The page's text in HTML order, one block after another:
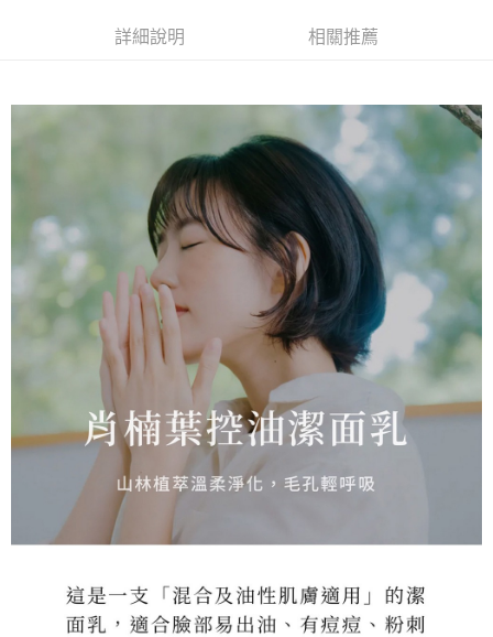
消。如遇「轉專審核」未通過狀況，表示未達大哥付你分期系統評分，恕無
法說明評估內容。
醒簡訊。
2.透過簡訊連結打開帳單後，可選擇「超商條碼／台灣大直營門市／銀行轉
帳／街口支付／iPASS MONEY」等通路繳費。
1.本服務係由「台灣大哥大股份有限公司」（以下簡稱本公司）所提供，讓
用戶於交易時，得透過本服務購買商品或服務，並由商店將買賣／分期付款
買賣價金債權讓與本公司後，依約使用本公司帳單繳交帳款。
2.基於同意付款使用「大哥付你分期」之契約關係目的，商店將以您的個人
資料（包含姓名、電話或地址）提供予台灣大哥大進項蒐集、處理及利用，
由本公司與您本人進行分期帳單所需資料之確認、核對及更正。
3.完整用戶服務條款，請詳閱以下連結：https://oppay.tw/userRule
２．便利：只要手機號碼，簡訊認證，即可結帳。
１．於結帳方式選擇「AFTEE先享後付」後，將跳轉至「AFTEE先享後付」
結帳頁面，進行簡訊認證並確認金額後，即可完成結帳。
２．訂單成立數日內，您將收到繳費通知簡訊。
３．收到繳費通知簡訊後14天內，點擊此簡訊中的連結，可透過四大超商／
ATM／網路銀行／等多元方式進行付款，方視為交易完成。
※ 請注意：結帳手續完成當下不需立刻繳費，但若您需要取消訂單，請聯絡
購買商品的店家。未經商家同意取消之訂單仍視為有效，需透過AFTEE先享
後付繳納相關費用。
※ 交易是否成功請以「AFTEE先享後付 」之結帳頁面顯示為準，若有關於
是否繳費成功／繳費後需取消欲退款等相關疑問，請聯繫「AFTEE先享後付
客戶支援中心」
https://netprotections.freshdesk.com/support/home
１．透過由恩沛科技股份有限公司提供之「AFTEE先享後付」服務完成之交
易，需依本服務之必要範圍內提供個人資料，並將交易相關給付款項請求債
權轉讓予恩沛科技股份有限公司。
２．關於個人資料處理事宜，請瀏覽以下網址：
https://aftee.tw/terms/#terms3
３．未成年的使用者請事先徵得法定代理人或監護人之同意方可使用
「AFTEE先享後付」，若未經同意申辦者引起之損失，本公司不負相關責
４．使用「AFTEE先享後付」時，將依據個別帳號之用戶狀況，依本公司即
５．嚴禁一人註冊多個帳號或使用他人資訊註冊。若發現惡意使用之情形，
恩沛科技股份有限公司將有權停止該用戶之使用額度並採取法律行動。
每筆NT$70，滿NT$899(含以上)免運費
每筆NT$100，滿NT$1,000(含以上)免運費
京站台北店客服中心(1F星巴克旁) 即日起不提供京站紙袋，取件時
請自備購物袋，若需購買紙袋可現場詢問
詳細說明 相關推薦